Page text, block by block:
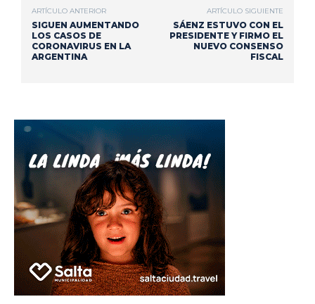
ARTÍCULO ANTERIOR
SIGUEN AUMENTANDO
LOS CASOS DE
CORONAVIRUS EN LA
ARGENTINA
ARTÍCULO SIGUIENTE
SÁENZ ESTUVO CON EL
PRESIDENTE Y FIRMO EL
NUEVO CONSENSO
FISCAL